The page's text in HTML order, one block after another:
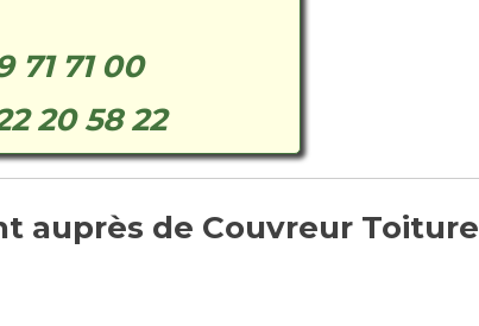
71 71 00
20 58 22
auprès de Couvreur